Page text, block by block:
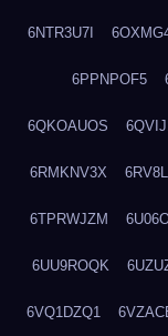
6NTR3U7I
6PPNPOF5
6QKOAUOS
6RMKNV3X
6TPRWJZM
6UU9ROQK
6VQ1DZQ1